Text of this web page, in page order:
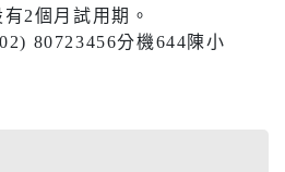
2個月試用期。
80723456分機644陳小